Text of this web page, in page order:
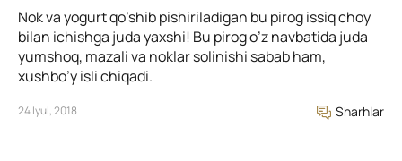
Nok va yogurt qo’shib pishiriladigan bu pirog issiq choy
bilan ichishga juda yaxshi! Bu pirog o’z navbatida juda
yumshoq, mazali va noklar solinishi sabab ham,
xushbo’y isli chiqadi.
24 Iyul, 2018 Sharhlar